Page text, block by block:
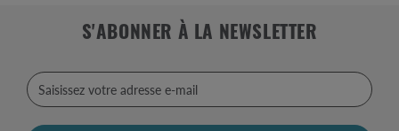
S'ABONNER À LA NEWSLETTER